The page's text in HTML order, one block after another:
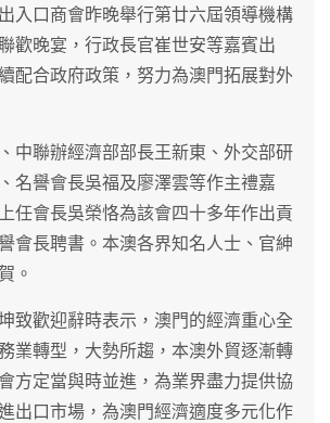
入口商會昨晚舉行第廿六屆領導機構
歡晚宴，行政長官崔世安等嘉賓出
配合政府政策，努力為澳門拓展對外
中聯辦經濟部部長王新東、外交部研
名譽會長吳福及廖澤雲等作主禮嘉
任會長吳榮恪為該會四十多年作出貢
會長聘書。本澳各界知名人士、官紳
。
致歡迎辭時表示，澳門的經濟重心全
業轉型，大勢所趨，本澳外貿逐漸轉
方定當與時並進，為業界盡力提供協
出口市場，為澳門經濟適度多元化作